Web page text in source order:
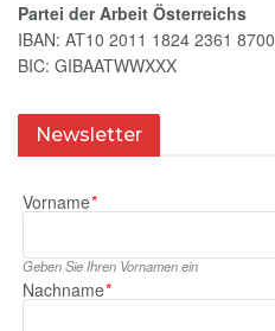
Partei der Arbeit Österreichs
IBAN: AT10 2011 1824 2361 8700
BIC: GIBAATWWXXX
Newsletter
Vorname*
Geben Sie Ihren Vornamen ein
Nachname*